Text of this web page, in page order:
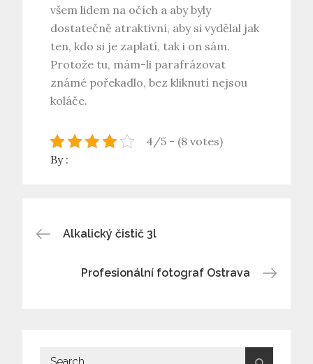
všem lidem na očích a aby byly
dostatečně atraktivní, aby si vydělal jak
ten, kdo si je zaplatí, tak i on sám.
Protože tu, mám-li parafrázovat
známé pořekadlo, bez kliknutí nejsou
koláče.
4/5 - (8 votes)
By :
Navigace
pro
Alkalický čistič 3l
Profesionální fotograf Ostrava
Search